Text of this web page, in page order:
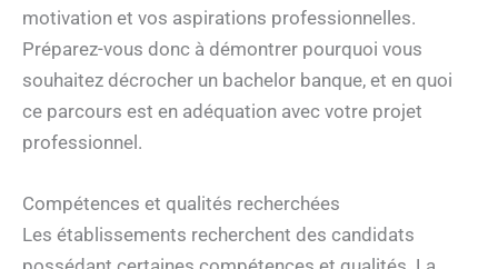
motivation et vos aspirations professionnelles.
Préparez-vous donc à démontrer pourquoi vous
souhaitez décrocher un bachelor banque, et en quoi
ce parcours est en adéquation avec votre projet
professionnel.
Compétences et qualités recherchées
Les établissements recherchent des candidats